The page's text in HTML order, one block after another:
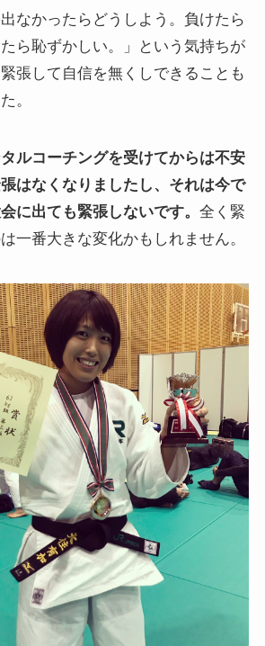
なかったらどうしよう。負けたら
ら恥ずかしい。」という気持ちが
張して自信を無くしできることも
。
ルコーチングを受けてからは不安
はなくなりましたし、それは今で
に出ても緊張しないです。 全く緊
一番大きな変化かもしれません。